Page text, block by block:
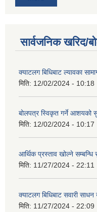
सार्वजनिक खरिद/
क्याटलग बिधिबाट ल्यावका
मिति: 12/02/2024 - 10:18
बोलपत्र स्विकृत गर्ने आशयको
मिति: 12/02/2024 - 10:17
आर्थिक प्रस्ताव खोल्ने सम्बन्धि
मिति: 11/27/2024 - 22:11
क्याटलग बिधिबाट सवारी
मिति: 11/27/2024 - 22:09